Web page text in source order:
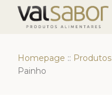
Homepage :: Produtos
Painho